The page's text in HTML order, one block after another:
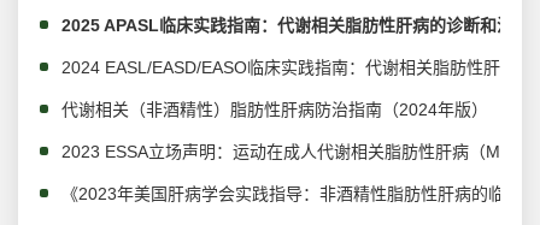
2025 APASL临床实践指南：代谢相关脂肪性肝病的诊断和治疗
2024 EASL/EASD/EASO临床实践指南：代谢相关脂肪性肝病的
代谢相关（非酒精性）脂肪性肝病防治指南（2024年版）
2023 ESSA立场声明：运动在成人代谢相关脂肪性肝病（
《2023年美国肝病学会实践指导：非酒精性脂肪性肝病的临床